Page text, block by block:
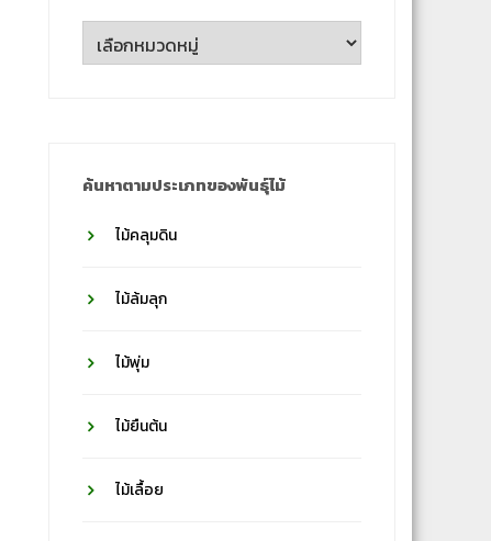
ค้นหา
ตาม
ค้นหาตามประเภทของพันธุ์ไม้
ไม้คลุมดิน
ไม้ล้มลุก
ไม้พุ่ม
ไม้ยืนต้น
ไม้เลื้อย